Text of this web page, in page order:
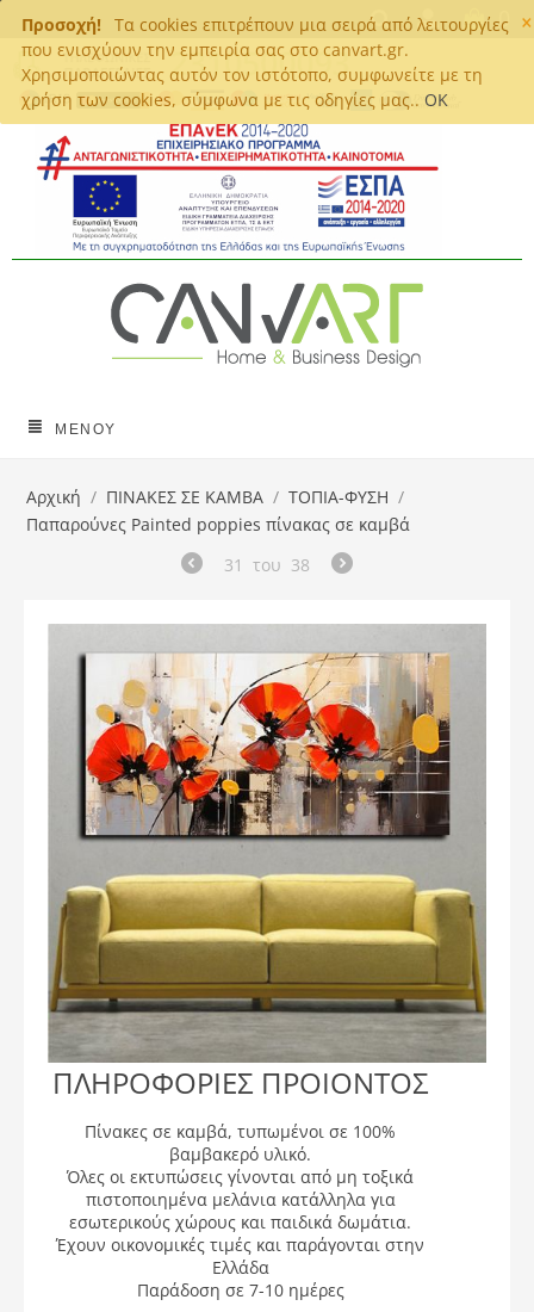
×
Προσοχή!
Τα cookies επιτρέπουν μια σειρά από λειτουργίες
που ενισχύουν την εμπειρία σας στο canvart.gr.
Χρησιμοποιώντας αυτόν τον ιστότοπο, συμφωνείτε με τη
χρήση των cookies, σύμφωνα με τις οδηγίες μας.. OK
0
ΜΕΝΟΎ
Αρχική / ΠΙΝΑΚΕΣ ΣΕ ΚΑΜΒΑ / ΤΟΠΙΑ-ΦΥΣΗ /
Παπαρούνες Painted poppies πίνακας σε καμβά
31 του 38
ΠΛΗΡΟΦΟΡΙΕΣ ΠΡΟΙΟΝΤΟΣ
Πίνακες σε καμβά, τυπωμένοι σε 100%
βαμβακερό υλικό.
Όλες οι εκτυπώσεις γίνονται από μη τοξικά
πιστοποιημένα μελάνια κατάλληλα για
εσωτερικούς χώρους και παιδικά δωμάτια.
Έχουν οικονομικές τιμές και παράγονται στην
Ελλάδα
Παράδοση σε 7-10 ημέρες